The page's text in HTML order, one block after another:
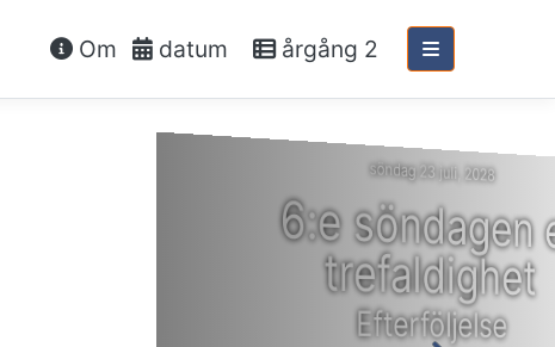
Om datum årgång 2
söndag 23 juli, 2028
6:e söndagen
trefaldighet
Efterföljelse